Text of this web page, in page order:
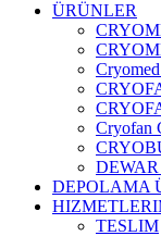
ÜRÜNLER
Cryofan
DEPOLAMA
TESLIM